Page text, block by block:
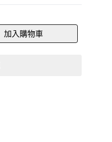
加入購物車